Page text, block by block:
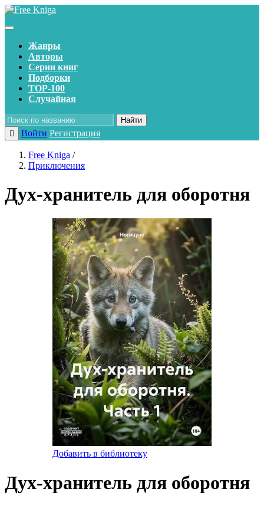
Жанры
Авторы
Серии книг
Подборки
TOP-100
Случайная
Найти
Войти Регистрация
Free Kniga /
Приключения
Дух-хранитель для оборотня
Добавить в библиотеку
Дух-хранитель для оборотня